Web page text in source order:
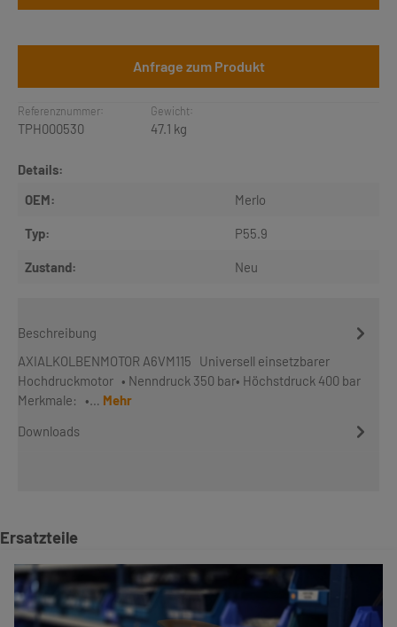
Anfrage zum Produkt
Referenznummer:
TPH000530
Gewicht:
47.1 kg
Details:
OEM:
Merlo
Typ: P55.9
Zustand: Neu
Beschreibung
AXIALKOLBENMOTOR A6VM115 Universell einsetzbarer
Hochdruckmotor • Nenndruck 350 bar• Höchstdruck 400 bar
Merkmale: •… Mehr
Downloads
Produktgalerie überspringen
Ersatzteile